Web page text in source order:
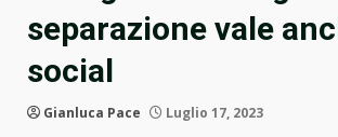
separazione vale
social
Gianluca Pace Luglio 17, 2023